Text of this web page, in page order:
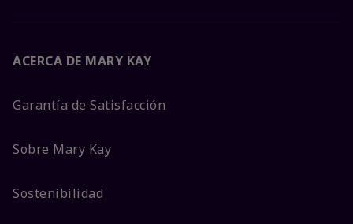
ACERCA DE MARY KAY
Garantía de Satisfacción
Sobre Mary Kay
Sostenibilidad